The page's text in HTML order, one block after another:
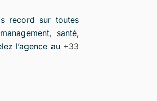
record sur toutes
santé,
l’agence au +33